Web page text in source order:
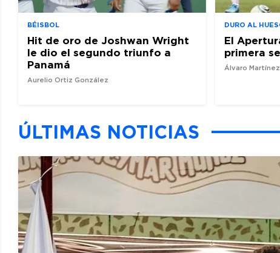
BÉISBOL
Hit de oro de Joshwan Wright
le dio el segundo triunfo a
Panamá
Aurelio Ortiz González
DURO AL
El
primera
Álvaro Martínez
ÚLTIMAS NOTICIAS